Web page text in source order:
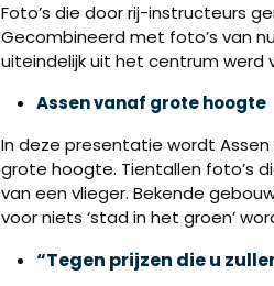
Foto’s die door rij-instructeurs
Gecombineerd met foto’s van
uiteindelijk uit het centrum werd
Assen vanaf grote hoogte
In deze presentatie wordt
grote hoogte. Tientallen foto’s
van een vlieger. Bekende
voor niets ‘stad in het groen’
“Tegen prijzen die u